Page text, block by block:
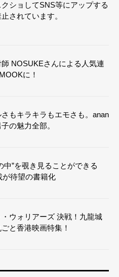
ショしてSNS等にアップする
されています。
NOSUKEさんによる人気連
に！
もキラキラもエモさも。anan
の魅力全部。
中”を覗き見ることができる
が待望の書籍化
・ウォリアーズ 決戦！九龍城
と香港映画特集！